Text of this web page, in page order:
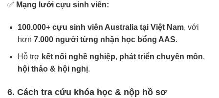
✅ Mạng lưới cựu sinh viên:
100.000+ cựu sinh viên Australia tại Việt Nam, với
hơn 7.000 người từng nhận học bổng AAS.
Hỗ trợ kết nối nghề nghiệp, phát triển chuyên môn,
hội thảo & hội nghị.
6. Cách tra cứu khóa học & nộp hồ sơ